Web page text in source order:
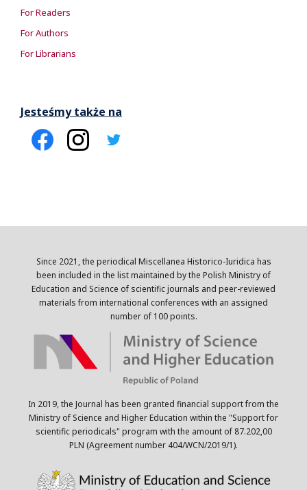
For Readers
For Authors
For Librarians
Jesteśmy także na
Since 2021, the periodical Miscellanea Historico-Iuridica has
been included in the list maintained by the Polish Ministry of
Education and Science of scientific journals and peer-reviewed
materials from international conferences with an assigned
number of 100 points.
In 2019, the Journal has been granted financial support from the
Ministry of Science and Higher Education within the "Support for
scientific periodicals" program with the amount of 87.202,00
PLN (Agreement number 404/WCN/2019/1).